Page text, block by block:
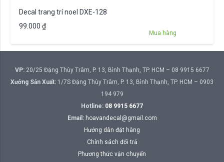
Decal trang trí noel DXE-128
99.000 ₫
Mua hàng
VP:20/25 Đặng Thùy Trâm, P. 13, Bình Thạnh, TP. HCM – 08 9915 6677
Xưởng Sản Xuất: 1/7S Đặng Thùy Trâm, P. 13, Bình Thạnh, TP. HCM – 0903
194 979
Hotline: 08 9915 6677
Email: hoavandecal@gmail.com
Hướng dẫn đặt hàng
Chính sách đổi trả
Phương thức vận chuyển